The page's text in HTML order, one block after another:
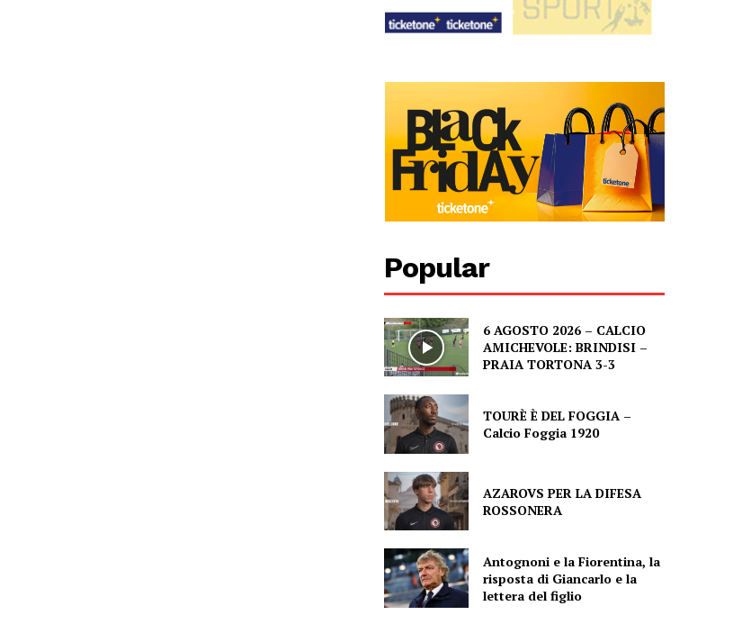
Popular
6 AGOSTO 2026 – CALCIO
AMICHEVOLE: BRINDISI –
PRAIA TORTONA 3-3
TOURÈ È DEL FOGGIA –
Calcio Foggia 1920
AZAROVS PER LA DIFESA
ROSSONERA
Antognoni e la Fiorentina, la
risposta di Giancarlo e la
lettera del figlio